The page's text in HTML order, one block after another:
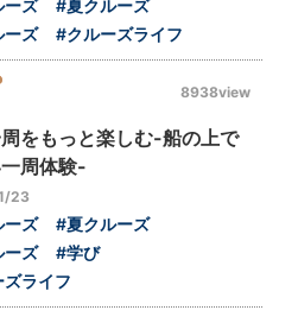
ーズ
#夏クルーズ
ーズ
#クルーズライフ
8938view
をもっと楽しむ-船の上で
周体験-
23
ーズ
#夏クルーズ
ーズ
#学び
ライフ